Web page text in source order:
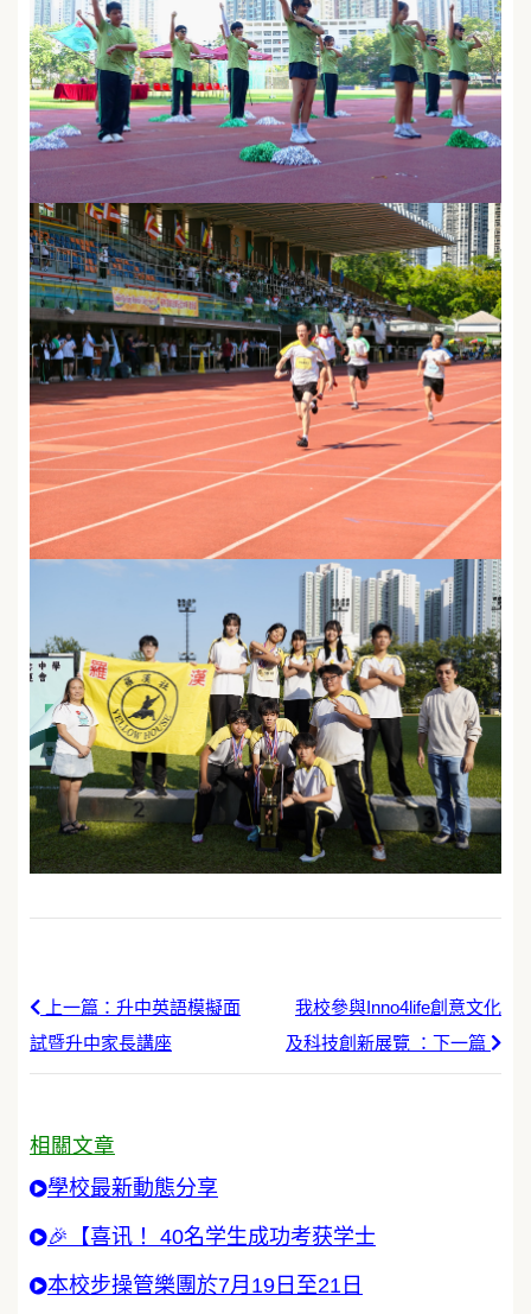
上一篇：升中英語模擬面
試暨升中家長講座
我校參與Inno4life創意文化
及科技創新展覽 ：下一篇
相關文章
學校最新動態分享
🎉【喜讯！ 40名学生成功考获学士
本校步操管樂團於7月19日至21日